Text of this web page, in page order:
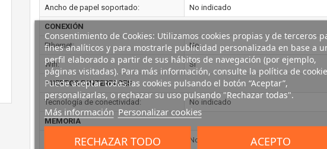
Ancho de papel soportado: No indicado
CONEXIÓN
Ethernet: No
Wifi: Si
PUERTOS E INTERFACES
Tecnología de conectividad: No indicado
MEMORIA
Memoria Flash: No
Consentimiento de Cookies: Utilizamos cookies propias y de terceros
fines analíticos y para mostrarle publicidad personalizada en base a
perfil elaborado a partir de sus hábitos de navegación (por ejemplo,
páginas visitadas). Para más información, consulte la política de
Puede aceptar todas las cookies pulsando el botón “Aceptar”,
personalizarlas, o rechazar su uso pulsando "Rechazar todas".
Más información Personalizar cookies
RECHAZAR TODO ACEPTO